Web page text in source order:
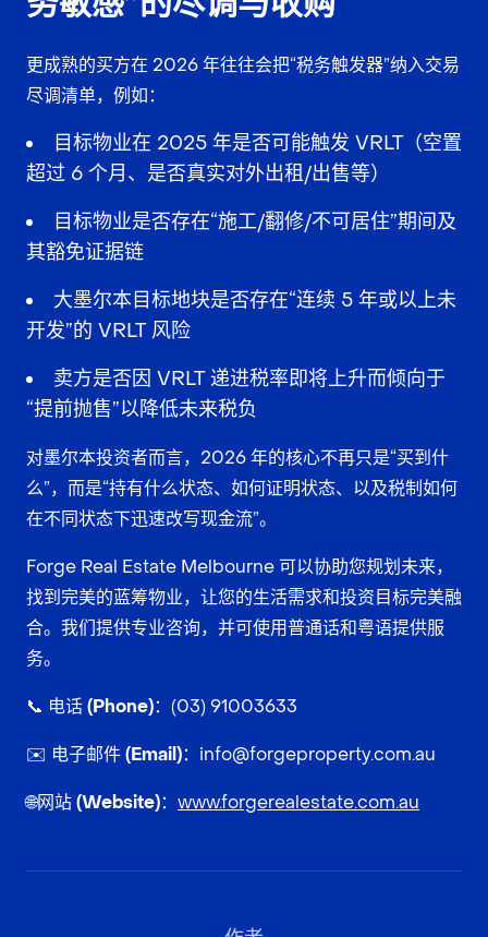
更成熟的买方在 2026 年往往会把“税务触发器”纳入交易
尽调清单，例如：
目标物业在 2025 年是否可能触发 VRLT（空置
超过 6 个月、是否真实对外出租/出售等）
目标物业是否存在“施工/翻修/不可居住”期间及
其豁免证据链
大墨尔本目标地块是否存在“连续 5 年或以上未
开发”的 VRLT 风险
卖方是否因 VRLT 递进税率即将上升而倾向于
“提前抛售”以降低未来税负
对墨尔本投资者而言，2026 年的核心不再只是“买到什
么”，而是“持有什么状态、如何证明状态、以及税制如何
在不同状态下迅速改写现金流”。
Forge Real Estate Melbourne 可以协助您规划未来，
找到完美的蓝筹物业，让您的生活需求和投资目标完美融
合。我们提供专业咨询，并可使用普通话和粤语提供服
务。
📞 电话 (Phone)： (03) 91003633
✉️ 电子邮件 (Email)： info@forgeproperty.com.au
🌐网站 (Website)： www.forgerealestate.com.au